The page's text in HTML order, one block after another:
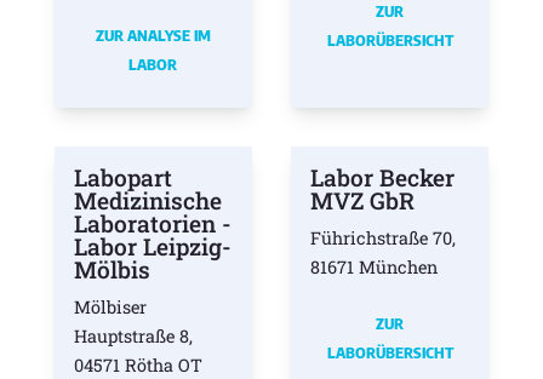
ZUR ANALYSE IM
LABOR
ZUR
LABORÜBERSICHT
Labopart
Medizinische
Laboratorien -
Labor Leipzig-
Mölbis
Mölbiser
Hauptstraße 8,
04571 Rötha OT
Labor Becker
MVZ GbR
Führichstraße 70,
81671 München
ZUR
LABORÜBERSICHT